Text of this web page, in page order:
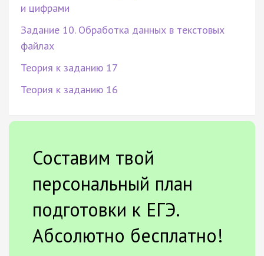
и цифрами
Задание 10. Обработка данных в текстовых
файлах
Теория к заданию 17
Теория к заданию 16
Составим твой
персональный план
подготовки к ЕГЭ.
Абсолютно бесплатно!